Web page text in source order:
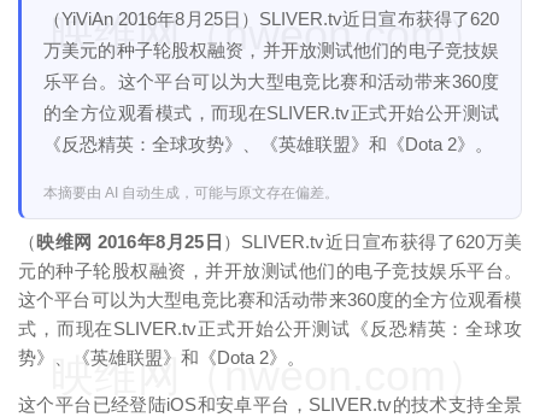
（YiViAn 2016年8月25日）SLIVER.tv近日宣布获得了620
万美元的种子轮股权融资，并开放测试他们的电子竞技娱
乐平台。这个平台可以为大型电竞比赛和活动带来360度
的全方位观看模式，而现在SLIVER.tv正式开始公开测试
《反恐精英：全球攻势》、《英雄联盟》和《Dota 2》。
本摘要由 AI 自动生成，可能与原文存在偏差。
（映维网 2016年8月25日 ）SLIVER.tv近日宣布获得了620万美
元的种子轮股权融资，并开放测试他们的电子竞技娱乐平台。
这个平台可以为大型电竞比赛和活动带来360度的全方位观看模
式，而现在SLIVER.tv正式开始公开测试《反恐精英：全球攻
势》、《英雄联盟》和《Dota 2》。
这个平台已经登陆iOS和安卓平台，SLIVER.tv的技术支持全景
映维网（nweon.com）
映维网（nweon.com）